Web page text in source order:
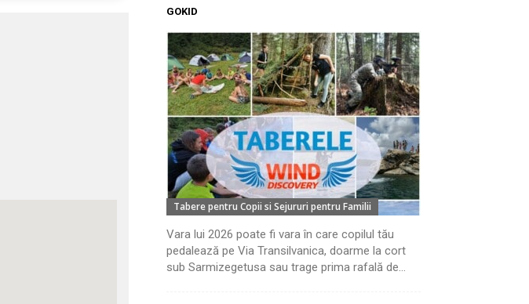
GOKID
Tabere pentru Copii si Sejururi pentru Familii
Vara lui 2026 poate fi vara în care copilul tău
pedalează pe Via Transilvanica, doarme la cort
sub Sarmizegetusa sau trage prima rafală de...